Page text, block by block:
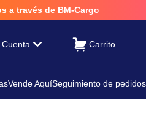
BM-Cargo
Cuenta
Vende AquíSeguimiento de pedidos